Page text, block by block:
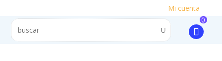
Mi cuenta
0